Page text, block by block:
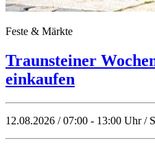
Feste & Märkte
Traunsteiner
einkaufen
12.08.2026 / 07:00 - 13:00 Uhr /